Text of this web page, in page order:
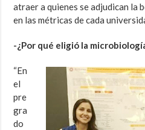
atraer a quienes se adjudican la
en las métricas de cada
-¿Por qué eligió la
“En
el
pre
gra
do